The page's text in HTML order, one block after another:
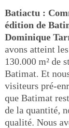
Batiactu :
édition de
Dominique
avons atteint
130.000 m² de
Batimat. Et
visiteurs pré-
que Batimat
de la quantité,
qualité. Nous